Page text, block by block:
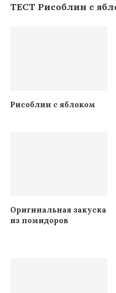
ТЕСТ Рисоблин с
Рисоблин с яблоком
Оригинальная закуска
из помидоров